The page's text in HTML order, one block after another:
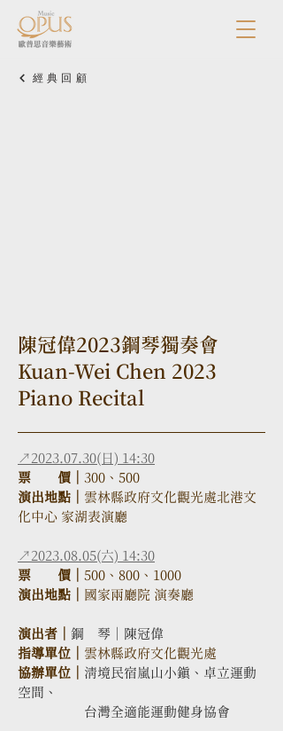
經典回顧
陳冠偉2023鋼琴獨奏會
Kuan-Wei Chen 2023
Piano Recital
↗2023.07.30(日) 14:30
票　　價｜ 300、500
演出地點｜ 雲林縣政府文化觀光處北港文
化中心 家湖表演廳
↗2023.08.05(六) 14:30
票　　價｜ 500、800、1000
演出地點｜
國家兩廳院 演奏廳
演出者｜ 鋼　琴｜陳冠偉
指導單位｜ 雲林縣政府文化觀光處
協辦單位｜ 清境民宿嵐山小鎮、卓立運動
空間、
台灣全適能運動健身協會